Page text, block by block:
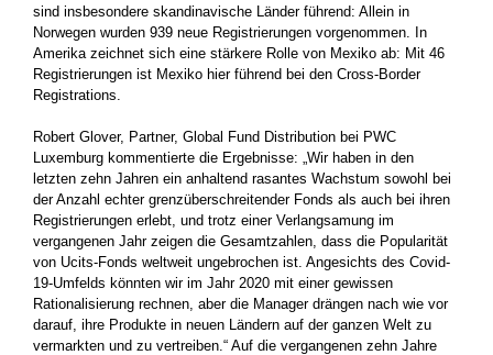
sind insbesondere skandinavische Länder führend: Allein in
Norwegen wurden 939 neue Registrierungen vorgenommen. In
Amerika zeichnet sich eine stärkere Rolle von Mexiko ab: Mit 46
Registrierungen ist Mexiko hier führend bei den Cross-Border
Registrations.
Robert Glover, Partner, Global Fund Distribution bei PWC
Luxemburg kommentierte die Ergebnisse: „Wir haben in den
letzten zehn Jahren ein anhaltend rasantes Wachstum sowohl bei
der Anzahl echter grenzüberschreitender Fonds als auch bei ihren
Registrierungen erlebt, und trotz einer Verlangsamung im
vergangenen Jahr zeigen die Gesamtzahlen, dass die Popularität
von Ucits-Fonds weltweit ungebrochen ist. Angesichts des Covid-
19-Umfelds könnten wir im Jahr 2020 mit einer gewissen
Rationalisierung rechnen, aber die Manager drängen nach wie vor
darauf, ihre Produkte in neuen Ländern auf der ganzen Welt zu
vermarkten und zu vertreiben.“ Auf die vergangenen zehn Jahre